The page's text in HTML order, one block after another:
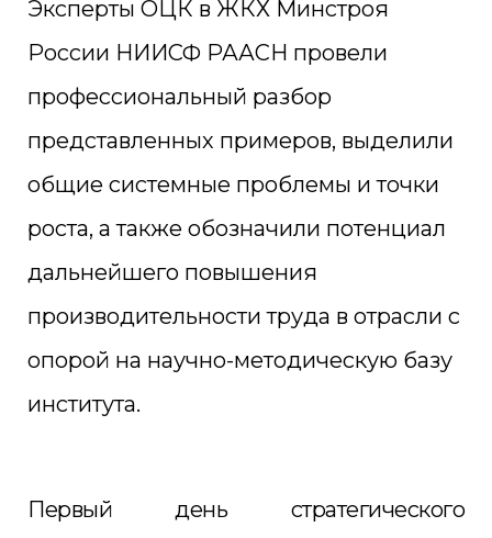
Эксперты ОЦК в ЖКХ Минстроя
России НИИСФ РААСН провели
профессиональный разбор
представленных примеров, выделили
общие системные проблемы и точки
роста, а также обозначили потенциал
дальнейшего повышения
производительности труда в отрасли с
опорой на научно-методическую базу
института.
Первый день стратегического